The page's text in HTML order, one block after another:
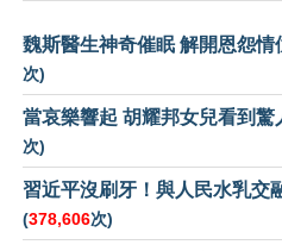
魏斯醫生神奇催眠 解開恩怨情
次)
當哀樂響起 胡耀邦女兒看到驚
次)
習近平沒刷牙！與人民水乳交
(378,606次)